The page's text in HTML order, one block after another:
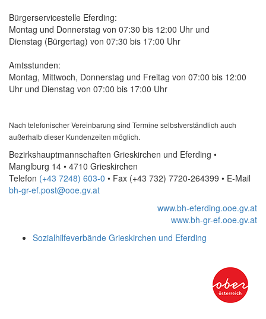
Bürgerservicestelle Eferding:
Montag und Donnerstag von 07:30 bis 12:00 Uhr und
Dienstag (Bürgertag) von 07:30 bis 17:00 Uhr
Amtsstunden:
Montag, Mittwoch, Donnerstag und Freitag von 07:00 bis 12:00
Uhr und Dienstag von 07:00 bis 17:00 Uhr
Nach telefonischer Vereinbarung sind Termine selbstverständlich auch
außerhalb dieser Kundenzeiten möglich.
Bezirkshauptmannschaften Grieskirchen und Eferding •
Manglburg 14 • 4710 Grieskirchen
Telefon (+43 7248) 603-0 • Fax (+43 732) 7720-264399 • E-Mail
bh-gr-ef.post@ooe.gv.at
www.bh-eferding.ooe.gv.at
www.bh-gr-ef.ooe.gv.at
Sozialhilfeverbände Grieskirchen und Eferding